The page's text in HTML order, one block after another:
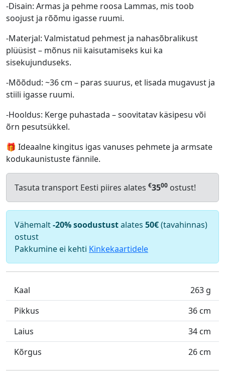
-Disain: Armas ja pehme roosa Lammas, mis toob
soojust ja rõõmu igasse ruumi.
-Materjal: Valmistatud pehmest ja nahasõbralikust
plüüsist – mõnus nii kaisutamiseks kui ka
sisekujunduseks.
-Mõõdud: ~36 cm – paras suurus, et lisada mugavust ja
stiili igasse ruumi.
-Hooldus: Kerge puhastada – soovitatav käsipesu või
õrn pesutsükkel.
🎁 Ideaalne kingitus igas vanuses pehmete ja armsate
kodukaunistuste fännile.
Tasuta transport Eesti piires alates €3500 ostust!
Vähemalt-20% soodustustalates 50€(tavahinnas)
ostust
Pakkumine ei kehti Kinkekaartidele
Kaal
263 g
Pikkus
36 cm
Laius
34 cm
Kõrgus
26 cm